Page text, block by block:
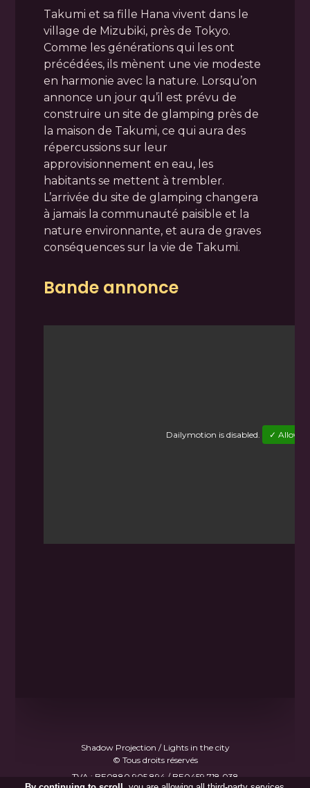
Takumi et sa fille Hana vivent dans le
village de Mizubiki, près de Tokyo.
Comme les générations qui les ont
précédées, ils mènent une vie modeste
en harmonie avec la nature. Lorsqu’on
annonce un jour qu’il est prévu de
construire un site de glamping près de
la maison de Takumi, ce qui aura des
répercussions sur leur
approvisionnement en eau, les
habitants se mettent à trembler.
L’arrivée du site de glamping changera
à jamais la communauté paisible et la
nature environnante, et aura de graves
conséquences sur la vie de Takumi.
Bande annonce
Dailymotion is disabled. ✓ Allow
Shadow Projection / Lights in the city
© Tous droits réservés
TVA : BE0880.905.894 / BE0459.718.038